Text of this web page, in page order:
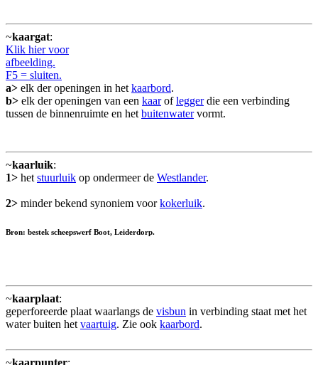
~kaargat:
Klik hier voor
afbeelding.
F5 = sluiten.
a> elk der openingen in het kaarbord.
b> elk der openingen van een kaarofleggerdie een verbinding
tussen de binnenruimte en het buitenwatervormt.
~kaarluik:
1> het stuurluik op ondermeer de Westlander.
2> minder bekend synoniem voorkokerluik.
Bron: bestek scheepswerf Boot, Leiderdorp.
~kaarplaat:
geperforeerde plaat waarlangs de visbun in verbinding staat met het
water buiten het vaartuig. Zie ook kaarbord.
~kaarpunter: